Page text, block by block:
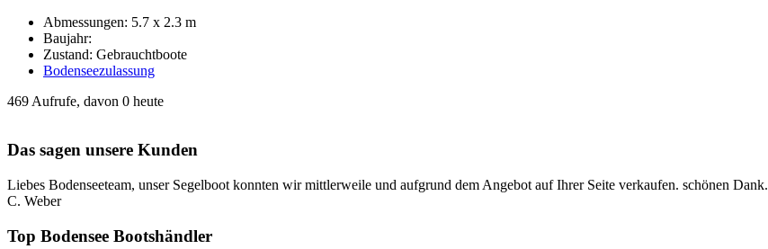
Abmessungen: 5.7 x 2.3 m
Baujahr:
Zustand: Gebrauchtboote
Bodenseezulassung
469 Aufrufe, davon 0 heute
Das sagen unsere Kunden
Liebes Bodenseeteam, unser Segelboot konnten wir mittlerweile und aufgrund dem Angebot auf Ihrer Seite verkaufen. schönen Dank.
C. Weber
Top Bodensee Bootshändler